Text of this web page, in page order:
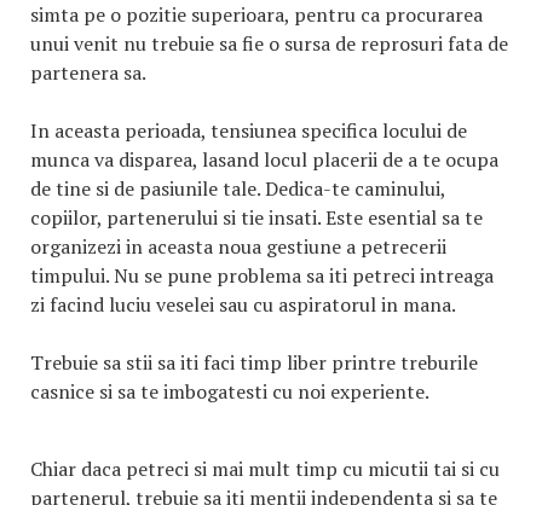
simta pe o pozitie superioara, pentru ca procurarea
unui venit nu trebuie sa fie o sursa de reprosuri fata de
partenera sa.
In aceasta perioada, tensiunea specifica locului de
munca va disparea, lasand locul placerii de a te ocupa
de tine si de pasiunile tale. Dedica-te caminului,
copiilor, partenerului si tie insati. Este esential sa te
organizezi in aceasta noua gestiune a petrecerii
timpului. Nu se pune problema sa iti petreci intreaga
zi facind luciu veselei sau cu aspiratorul in mana.
Trebuie sa stii sa iti faci timp liber printre treburile
casnice si sa te imbogatesti cu noi experiente.
Chiar daca petreci si mai mult timp cu micutii tai si cu
partenerul, trebuie sa iti mentii independenta si sa te